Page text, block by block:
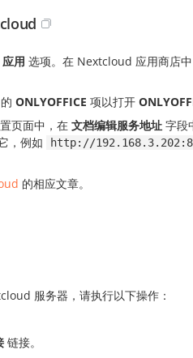
应用 选项。在 Nextcloud 应用商店
ONLYOFFICE 项以打开
页面中，在 文档编辑服务地址 字段
，例如
http://
的相应文章。
服务器，请执行以下操作：
链接。